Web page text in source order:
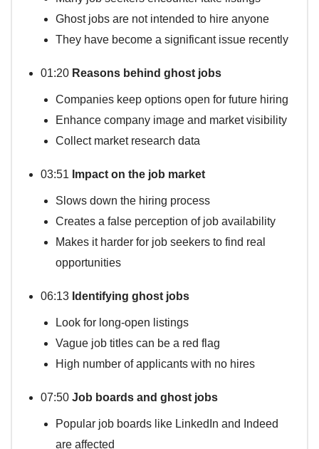
Ghost jobs are not intended to hire anyone
They have become a significant issue recently
01:20 Reasons behind ghost jobs
Companies keep options open for future hiring
Enhance company image and market visibility
Collect market research data
03:51 Impact on the job market
Slows down the hiring process
Creates a false perception of job availability
Makes it harder for job seekers to find real
opportunities
06:13 Identifying ghost jobs
Look for long-open listings
Vague job titles can be a red flag
High number of applicants with no hires
07:50 Job boards and ghost jobs
Popular job boards like LinkedIn and Indeed
are affected